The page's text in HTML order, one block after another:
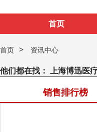
首页
首页 > 资讯中心
他们都在找： 上海博迅医
销售排行榜